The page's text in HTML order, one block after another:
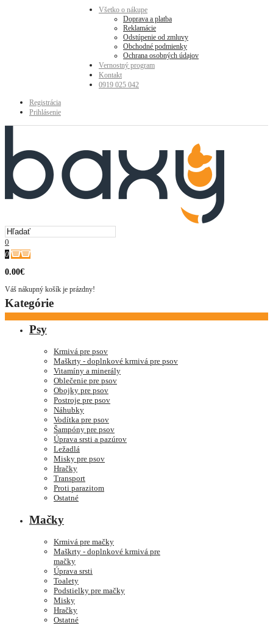
Všetko o nákupe
Doprava a platba
Reklamácie
Odstúpenie od zmluvy
Obchodné podmienky
Ochrana osobných údajov
Vernostný program
Kontakt
0919 025 042
Registrácia
Prihlásenie
0
0
0.00€
Váš nákupný košík je prázdny!
Kategórie
Psy
Krmivá pre psov
Maškrty - doplnkové krmivá pre psov
Vitamíny a minerály
Oblečenie pre psov
Obojky pre psov
Postroje pre psov
Náhubky
Vodítka pre psov
Šampóny pre psov
Úprava srsti a pazúrov
Ležadlá
Misky pre psov
Hračky
Transport
Proti parazitom
Ostatné
Mačky
Krmivá pre mačky
Maškrty - doplnkové krmivá pre
mačky
Úprava srsti
Toalety
Podstielky pre mačky
Misky
Hračky
Ostatné